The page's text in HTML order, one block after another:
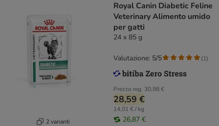
2 varianti
Royal Canin Diabetic Feline
Veterinary Alimento umido
per gatti
24 x 85 g
Prezzo reg. 30,98 €
28,59 €
14,01 € / kg
26,87 €
Valutazione: 5/5 (1)